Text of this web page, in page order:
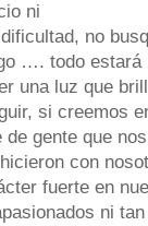
ni
no
…. todo estará
una luz que
si creemos
de gente que
con
fuerte en
ni